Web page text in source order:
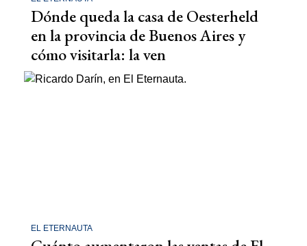
Dónde queda la casa de Oesterheld
en la provincia de Buenos Aires y
cómo visitarla: la ven
EL ETERNAUTA